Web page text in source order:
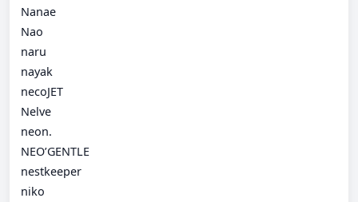
Nanae
Nao
naru
nayak
necoJET
Nelve
neon.
NEO’GENTLE
nestkeeper
niko